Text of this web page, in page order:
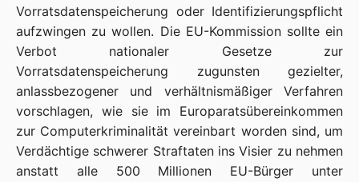
Vorratsdatenspeicherung oder Identifizierungspflicht
aufzwingen zu wollen. Die EU-Kommission sollte ein
Verbot nationaler Gesetze zur
Vorratsdatenspeicherung zugunsten gezielter,
anlassbezogener und verhältnismäßiger Verfahren
vorschlagen, wie sie im Europaratsübereinkommen
zur Computerkriminalität vereinbart worden sind, um
Verdächtige schwerer Straftaten ins Visier zu nehmen
anstatt alle 500 Millionen EU-Bürger unter